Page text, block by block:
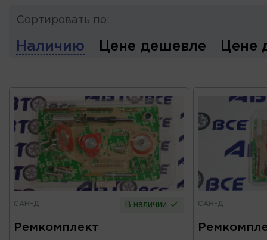
Сортировать по:
Наличию Цене дешевле Цене
САН-Д В наличии
Ремкомплект
САН-Д